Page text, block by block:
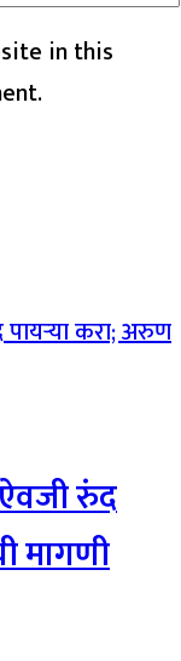
in this
रुंद
मागणी